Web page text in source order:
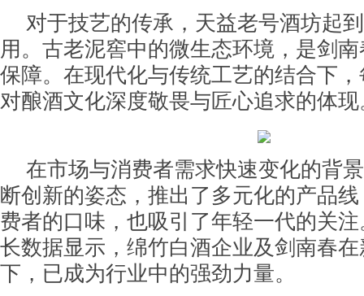
对于技艺的传承，天益老号酒坊起
用。古老泥窖中的微生态环境，是剑
保障。在现代化与传统工艺的结合下
对酿酒文化深度敬畏与匠心追求的体现
在市场与消费者需求快速变化的背
断创新的姿态，推出了多元化的产品
费者的口味，也吸引了年轻一代的关
长数据显示，绵竹白酒企业及剑南春
下，已成为行业中的强劲力量。